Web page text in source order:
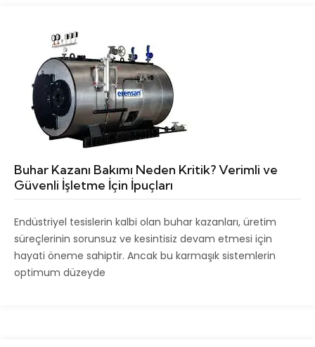
Buhar Kazanı Bakımı Neden Kritik? Verimli ve
Güvenli İşletme İçin İpuçları
Endüstriyel tesislerin kalbi olan buhar kazanları, üretim
süreçlerinin sorunsuz ve kesintisiz devam etmesi için
hayati öneme sahiptir. Ancak bu karmaşık sistemlerin
optimum düzeyde